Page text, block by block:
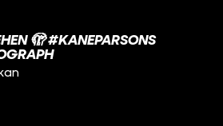
🫣 #KANEPARSONS